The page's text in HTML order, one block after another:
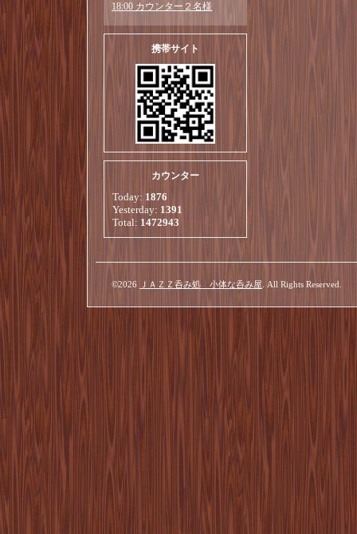
18:00 カウンター２名様
携帯サイト
カウンター
Today: 1876
Yesterday: 1391
Total: 1472943
©2026 ＪＡＺＺ呑み処 小体な呑み屋 . All Rights Reserved.